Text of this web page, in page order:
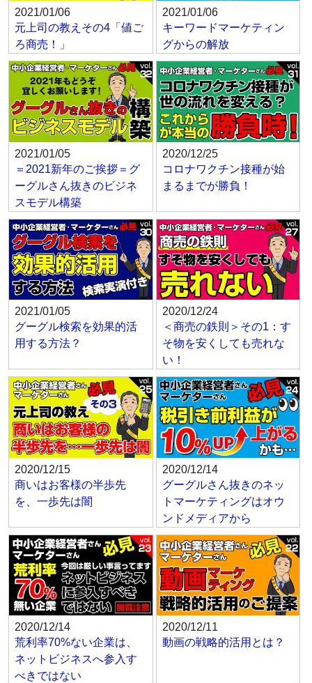
2021/01/06
元上司の教えその4「値ご
ろ商売！」
2021/01/06
キーワードマーケティン
グからの解放
2021/01/05
＝2021新年のご挨拶＝グ
ーグルさん抜きのビジネ
スモデル構築
2020/12/25
コロナワクチン接種が始
まるまでが勝負！
2021/01/05
グーグル検索を効果的活
用する方法？
2020/12/24
＜商売の鉄則＞その1：す
そ物を安くしても売れな
い！
2020/12/15
商いはお客様の半歩先
を、一歩先は闇
2020/12/14
グーグルさん抜きのネッ
トマーケティングはオウ
ンドメディアから
2020/12/14
荒利率70%ない企業は、
ネットビジネスへ参入す
べきではない
2020/12/11
動画の戦略的活用とは？